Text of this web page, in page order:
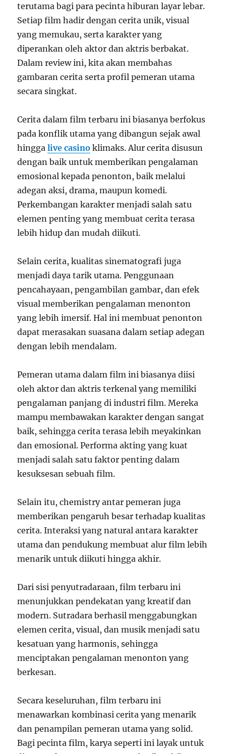
terutama bagi para pecinta hiburan layar lebar.
Setiap film hadir dengan cerita unik, visual
yang memukau, serta karakter yang
diperankan oleh aktor dan aktris berbakat.
Dalam review ini, kita akan membahas
gambaran cerita serta profil pemeran utama
secara singkat.
Cerita dalam film terbaru ini biasanya berfokus
pada konflik utama yang dibangun sejak awal
hinggalive casino klimaks. Alur cerita disusun
dengan baik untuk memberikan pengalaman
emosional kepada penonton, baik melalui
adegan aksi, drama, maupun komedi.
Perkembangan karakter menjadi salah satu
elemen penting yang membuat cerita terasa
lebih hidup dan mudah diikuti.
Selain cerita, kualitas sinematografi juga
menjadi daya tarik utama. Penggunaan
pencahayaan, pengambilan gambar, dan efek
visual memberikan pengalaman menonton
yang lebih imersif. Hal ini membuat penonton
dapat merasakan suasana dalam setiap adegan
dengan lebih mendalam.
Pemeran utama dalam film ini biasanya diisi
oleh aktor dan aktris terkenal yang memiliki
pengalaman panjang di industri film. Mereka
mampu membawakan karakter dengan sangat
baik, sehingga cerita terasa lebih meyakinkan
dan emosional. Performa akting yang kuat
menjadi salah satu faktor penting dalam
kesuksesan sebuah film.
Selain itu, chemistry antar pemeran juga
memberikan pengaruh besar terhadap kualitas
cerita. Interaksi yang natural antara karakter
utama dan pendukung membuat alur film lebih
menarik untuk diikuti hingga akhir.
Dari sisi penyutradaraan, film terbaru ini
menunjukkan pendekatan yang kreatif dan
modern. Sutradara berhasil menggabungkan
elemen cerita, visual, dan musik menjadi satu
kesatuan yang harmonis, sehingga
menciptakan pengalaman menonton yang
berkesan.
Secara keseluruhan, film terbaru ini
menawarkan kombinasi cerita yang menarik
dan penampilan pemeran utama yang solid.
Bagi pecinta film, karya seperti ini layak untuk